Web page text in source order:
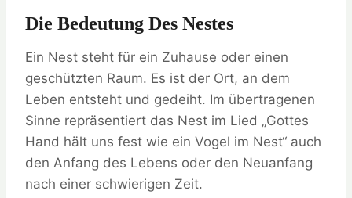
Die Bedeutung Des Nestes
Ein Nest steht für ein Zuhause oder einen
geschützten Raum. Es ist der Ort, an dem
Leben entsteht und gedeiht. Im übertragenen
Sinne repräsentiert das Nest im Lied „Gottes
Hand hält uns fest wie ein Vogel im Nest“ auch
den Anfang des Lebens oder den Neuanfang
nach einer schwierigen Zeit.